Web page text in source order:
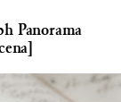
Panorama